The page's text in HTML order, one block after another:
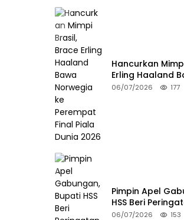
Hancurkan
Erling Haaland
ke Perempat
06/07/2026 177
Pimpin Apel
HSS Beri
Disiplin ASN
06/07/2026 153